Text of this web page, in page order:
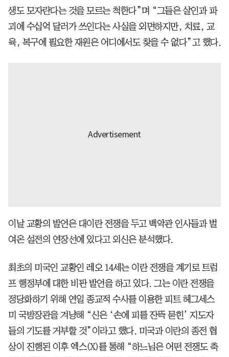
생도 모자란다는 것을 모르는 척한다”며 “그들은 살인과 파
괴에 수십억 달러가 쓰인다는 사실을 외면하지만, 치료, 교
육, 복구에 필요한 재원은 어디에서도 찾을 수 없다”고 했다.
이날 교황의 발언은 대이란 전쟁을 두고 백악관 인사들과 벌
여온 설전의 연장선에 있다고 외신은 분석했다.
최초의 미국인 교황인 레오 14세는 이란 전쟁을 계기로 트럼
프 행정부에 대한 비판 발언을 하고 있다. 그는 이란 전쟁을
정당화하기 위해 연일 종교적 수사를 이용한 피트 헤그세스
미 국방장관을 겨냥해 “신은 ‘손에 피를 잔뜩 묻힌’ 지도자
들의 기도를 거부할 것”이라고 했다. 미국과 이란의 종전 협
상이 진행된 이후 엑스(X)를 통해 “하느님은 어떤 전쟁도 축